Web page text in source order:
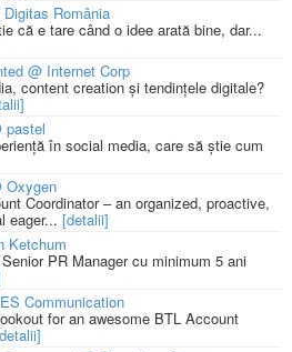
România
că e tare când o idee arată bine, dar...
@ Internet Corp
content creation și tendințele digitale?
pastel
în social media, care să știe cum
Oxygen
Coordinator – an organized, proactive,
eager... [detalii]
Ketchum
PR Manager cu minimum 5 ani
Communication
for an awesome BTL Account